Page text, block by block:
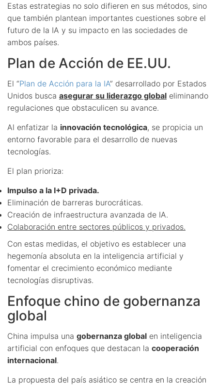
Estas estrategias no solo difieren en sus métodos, sino
que también plantean importantes cuestiones sobre el
futuro de la IA y su impacto en las sociedades de
ambos países.
Plan de Acción de EE.UU.
El “Plan de Acción para la IA” desarrollado por Estados
Unidos busca asegurar su liderazgo global eliminando
regulaciones que obstaculicen su avance.
Al enfatizar la innovación tecnológica, se propicia un
entorno favorable para el desarrollo de nuevas
tecnologías.
El plan prioriza:
Impulso a la I+D privada.
Eliminación de barreras burocráticas.
Creación de infraestructura avanzada de IA.
Colaboración entre sectores públicos y privados.
Con estas medidas, el objetivo es establecer una
hegemonía absoluta en la inteligencia artificial y
fomentar el crecimiento económico mediante
tecnologías disruptivas.
Enfoque chino de gobernanza
global
China impulsa una gobernanza global en inteligencia
artificial con enfoques que destacan la cooperación
internacional.
La propuesta del país asiático se centra en la creación